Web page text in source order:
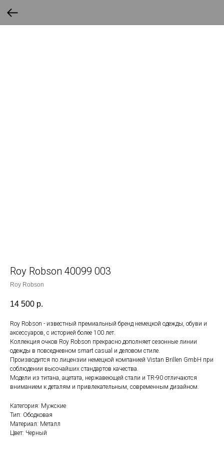
Roy Robson 40099 003
Roy Robson
14 500 р.
Roy Robson - известный премиальный бренд немецкой одежды, обуви и
аксессуаров, с историей более 100 лет.
Коллекция очков Roy Robson прекрасно дополняет сезонные линии
одежды в повседневном smart casual и деловом стиле.
Производится по лицензии немецкой компанией Vistan Brillen GmbH при
соблюдении высочайших стандартов качества.
Модели из титана, ацетата, нержавеющей стали и TR-90 отличаются
вниманием к деталям и привлекательным, современным дизайном.
Категория: Мужские
Тип: Ободковая
Материал: Металл
Цвет: Черный